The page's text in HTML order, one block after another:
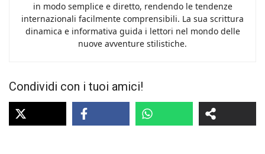
in modo semplice e diretto, rendendo le tendenze
internazionali facilmente comprensibili. La sua scrittura
dinamica e informativa guida i lettori nel mondo delle
nuove avventure stilistiche.
Condividi con i tuoi amici!